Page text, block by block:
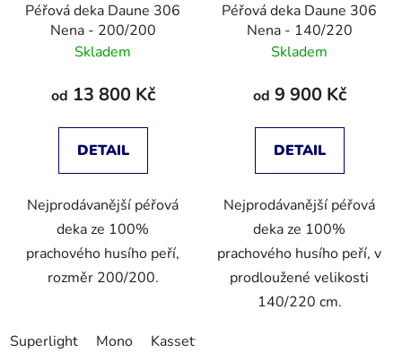
Péřová deka Daune 306
Nena - 200/200
Skladem
od 13 800 Kč
DETAIL
Nejprodávanější péřová
deka ze 100%
prachového husího peří,
rozměr 200/200.
Superlight Mono Kassette II
Péřová deka Daune 306
Nena - 140/220
Skladem
od 9 900 Kč
DETAIL
Nejprodávanější péřová
deka ze 100%
prachového husího peří, v
prodloužené velikosti
140/220 cm.